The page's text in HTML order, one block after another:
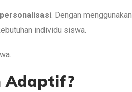
personalisasi. Dengan menggunakan
individu siswa.
Adaptif?